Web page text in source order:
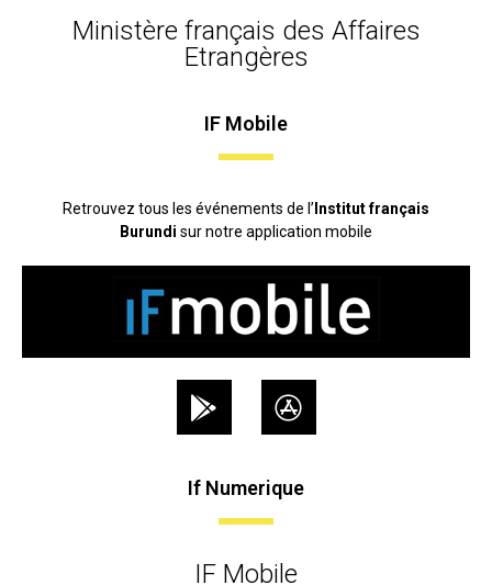
Ministère français des Affaires
Etrangères
IF Mobile
Retrouvez tous les événements de l’ Institut français
Burundi sur notre application mobile
If Numerique
IF Mobile